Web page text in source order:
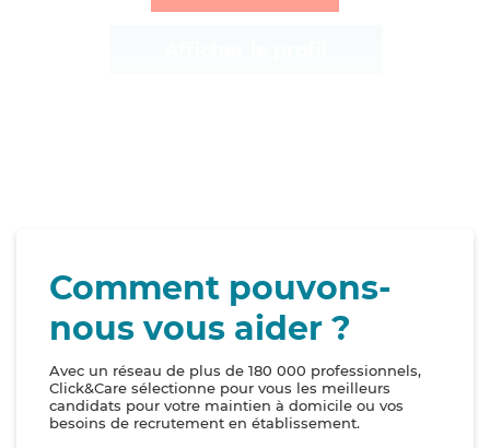
Comment pouvons-
nous vous aider ?
Avec un réseau de plus de 180 000 professionnels,
Click&Care sélectionne pour vous les meilleurs
candidats pour votre maintien à domicile ou vos
besoins de recrutement en établissement.